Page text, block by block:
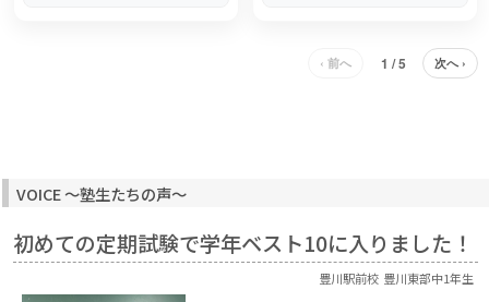
‹ 前へ 1 / 5 次へ ›
VOICE ～塾生たちの声～
初めての定期試験で学年ベスト10に入りました！
豊川駅前校 豊川東部中1年生